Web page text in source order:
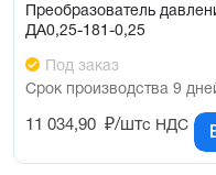
Преобразователь
ДА0,25-181-0,25
Под заказ
Срок производства 9
11 034,90 ₽/штс НДС